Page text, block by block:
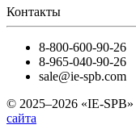
Контакты
8-800-600-90-26
8-965-040-90-26
sale@ie-spb.com
© 2025–2026 «IE-SPB»
сайта